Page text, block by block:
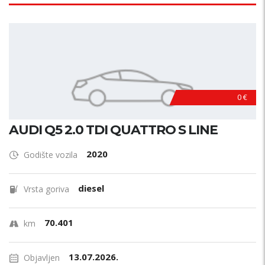
0 €
AUDI Q5 2.0 TDI QUATTRO S LINE
Godište vozila 2020
Vrsta goriva diesel
km 70.401
Objavljen 13.07.2026.